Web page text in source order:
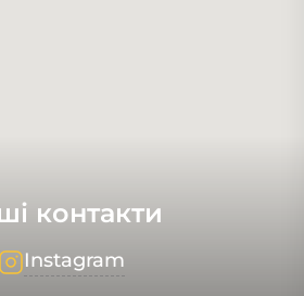
контакти
Instagram